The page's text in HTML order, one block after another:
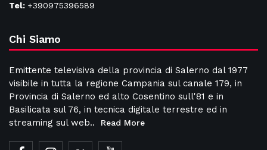
Tel: +390975396589
Chi Siamo
Emittente televisiva della provincia di Salerno dal 1977
visibile in tutta la regione Campania sul canale 179, in
Provincia di Salerno ed alto Cosentino sull'81 e in
Basilicata sul 76, in tecnica digitale terrestre ed in
streaming sul web..
Read More